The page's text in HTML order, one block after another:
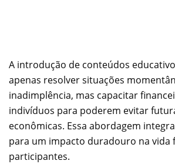
A introdução de conteúdos
apenas resolver situações
inadimplência, mas capacitar
indivíduos para poderem evitar
econômicas. Essa abordagem
para um impacto duradouro na vida
participantes.